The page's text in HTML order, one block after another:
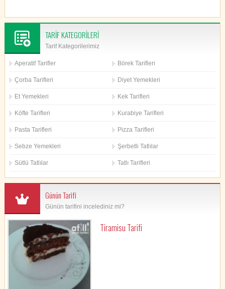
TARİF KATEGORİLERİ
Tarif Kategorilerimiz
Aperatif Tarifler Börek Tarifleri
Çorba Tarifleri Diyet Yemekleri
Et Yemekleri Kek Tarifleri
Köfte Tarifleri Kurabiye Tarifleri
Pasta Tarifleri Pizza Tarifleri
Sebze Yemekleri Şerbetli Tatlılar
Sütlü Tatlılar Tatlı Tarifleri
Günün Tarifi
Günün tarifini incelediniz mi?
Tiramisu Tarifi